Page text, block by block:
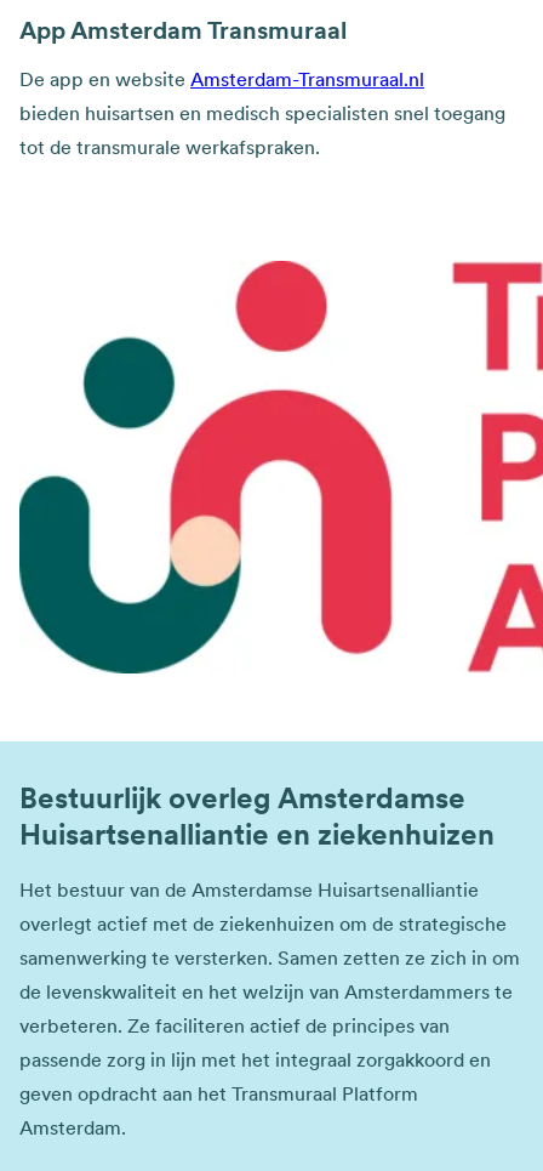
App Amsterdam Transmuraal
De app en website Amsterdam-Transmuraal.nl
bieden huisartsen en medisch specialisten snel toegang
tot de transmurale werkafspraken.
Bestuurlijk overleg Amsterdamse
Huisartsenalliantie en ziekenhuizen
Het bestuur van de Amsterdamse Huisartsenalliantie
overlegt actief met de ziekenhuizen om de strategische
samenwerking te versterken. Samen zetten ze zich in om
de levenskwaliteit en het welzijn van Amsterdammers te
verbeteren. Ze faciliteren actief de principes van
passende zorg in lijn met het integraal zorgakkoord en
geven opdracht aan het Transmuraal Platform
Amsterdam.